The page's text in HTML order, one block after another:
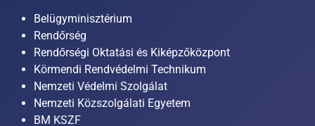
Belügyminisztérium
Rendőrség
Rendőrségi Oktatási és Kiképzőközpont
Körmendi Rendvédelmi Technikum
Nemzeti Védelmi Szolgálat
Nemzeti Közszolgálati Egyetem
BM KSZF